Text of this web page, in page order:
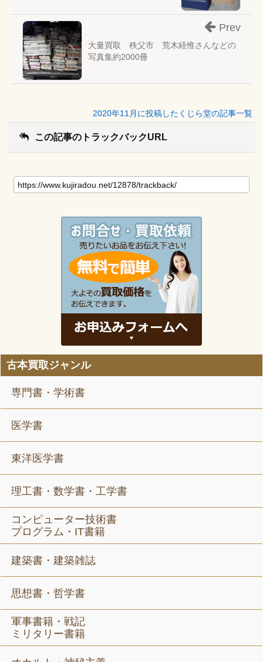
大量買取 秩父市 荒木経惟さんなどの
写真集約2000冊
Prev
2020年11月に投稿したくじら堂の記事一覧
この記事のトラックバックURL
古本買取ジャンル
専門書・学術書
医学書
東洋医学書
理工書・数学書・工学書
コンピューター技術書
プログラム・IT書籍
建築書・建築雑誌
思想書・哲学書
軍事書籍・戦記
ミリタリー書籍